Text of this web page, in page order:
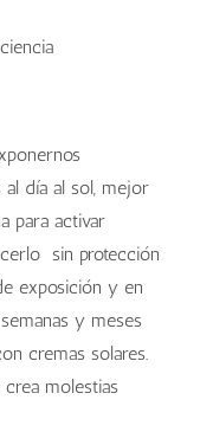
al día al sol, mejor
para activar
sin protección
exposición y en
y meses
cremas solares.
molestias